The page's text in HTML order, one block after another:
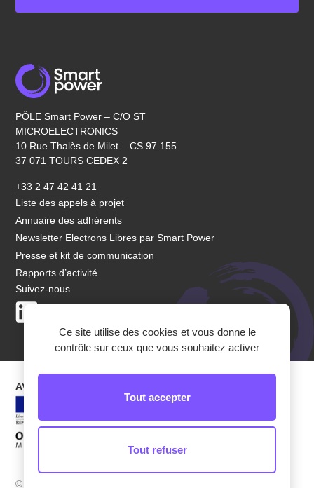
PÔLE Smart Power – C/O ST
MICROELECTRONICS
10 Rue Thalès de Milet – CS 97 155
37 071 TOURS CEDEX 2
+33 2 47 42 41 21
Liste des appels à projet
Annuaire des adhérents
Newsletter Electrons Libres par Smart Power
Presse et kit de communication
Rapports d’activité
Suivez-nous
LinkedInYoutube
AVEC LEUR SOUTIEN
© Smart Power
Ce site utilise des cookies et vous donne le
contrôle sur ceux que vous souhaitez activer
Tout accepter
Tout refuser